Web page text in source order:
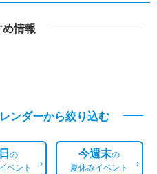
情報
ンダーから絞り込む
の
ベント
今週末の
夏休みイベント